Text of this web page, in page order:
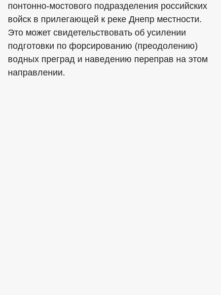
понтонно-мостового подразделения российских
войск в прилегающей к реке Днепр местности.
Это может свидетельствовать об усилении
подготовки по форсированию (преодолению)
водных преград и наведению переправ на этом
направлении.